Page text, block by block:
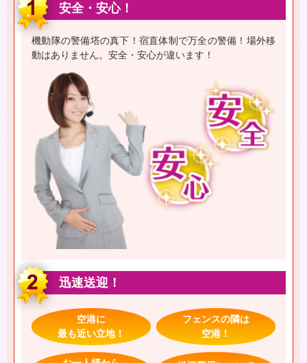
安全・安心！
機動隊の警備塔の真下！宿直体制で万全の警備！場外移
動はありません。安全・安心が違います！
迅速送迎！
空港に
最も近い立地！
フェンスの隣は
空港！